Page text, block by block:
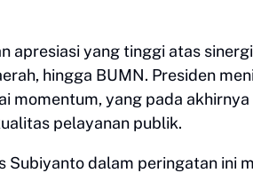
apresiasi yang tinggi atas
hingga BUMN. Presiden
momentum, yang pada
pelayanan publik.
Subiyanto dalam peringatan ini